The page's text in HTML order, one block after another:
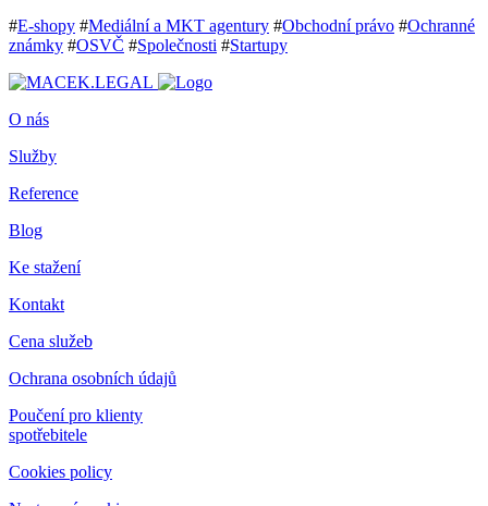
#E-shopy #Mediální a MKT agentury #Obchodní právo #Ochranné
známky #OSVČ #Společnosti #Startupy
O nás
Služby
Reference
Blog
Ke stažení
Kontakt
Cena služeb
Ochrana osobních údajů
Poučení pro klienty
spotřebitele
Cookies policy